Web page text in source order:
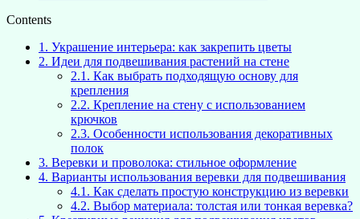
Contents
1. Украшение интерьера: как закрепить цветы
2. Идеи для подвешивания растений на стене
2.1. Как выбрать подходящую основу для
крепления
2.2. Крепление на стену с использованием
крючков
2.3. Особенности использования декоративных
полок
3. Веревки и проволока: стильное оформление
4. Варианты использования веревки для подвешивания
4.1. Как сделать простую конструкцию из веревки
4.2. Выбор материала: толстая или тонкая веревка?